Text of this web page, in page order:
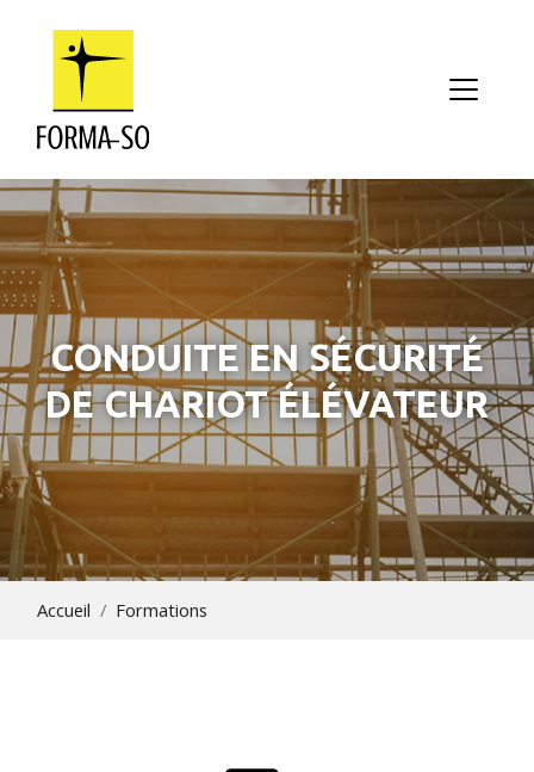
CONDUITE EN SÉCURITÉ
DE CHARIOT ÉLÉVATEUR
Accueil Formations